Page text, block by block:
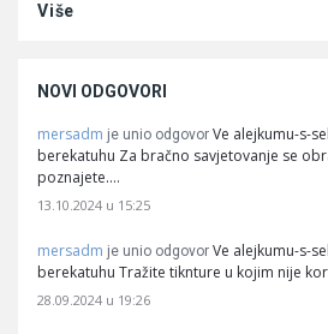
Više
NOVI ODGOVORI
mersadm je unio odgovor Ve alejkumu-s-
berekatuhu Za bračno savjetovanje se
poznajete.…
13.10.2024 u 15:25
mersadm je unio odgovor Ve alejkumu-s-
berekatuhu Tražite tiknture u kojim nije
28.09.2024 u 19:26